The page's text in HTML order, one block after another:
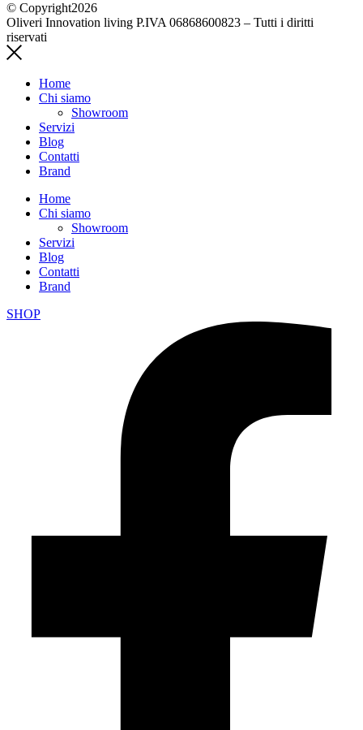
© Copyright2026
Oliveri Innovation living P.IVA 06868600823 – Tutti i diritti
riservati
Home
Chi siamo
Showroom
Servizi
Blog
Contatti
Brand
Home
Chi siamo
Showroom
Servizi
Blog
Contatti
Brand
SHOP